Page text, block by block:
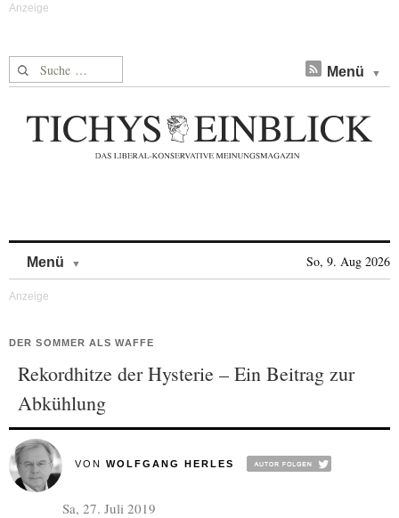
Suche nach: Menü
Menü So, 9. Aug 2026
DER SOMMER ALS WAFFE
Rekordhitze der Hysterie – Ein Beitrag zur
Abkühlung
VON WOLFGANG HERLES
Sa, 27. Juli 2019